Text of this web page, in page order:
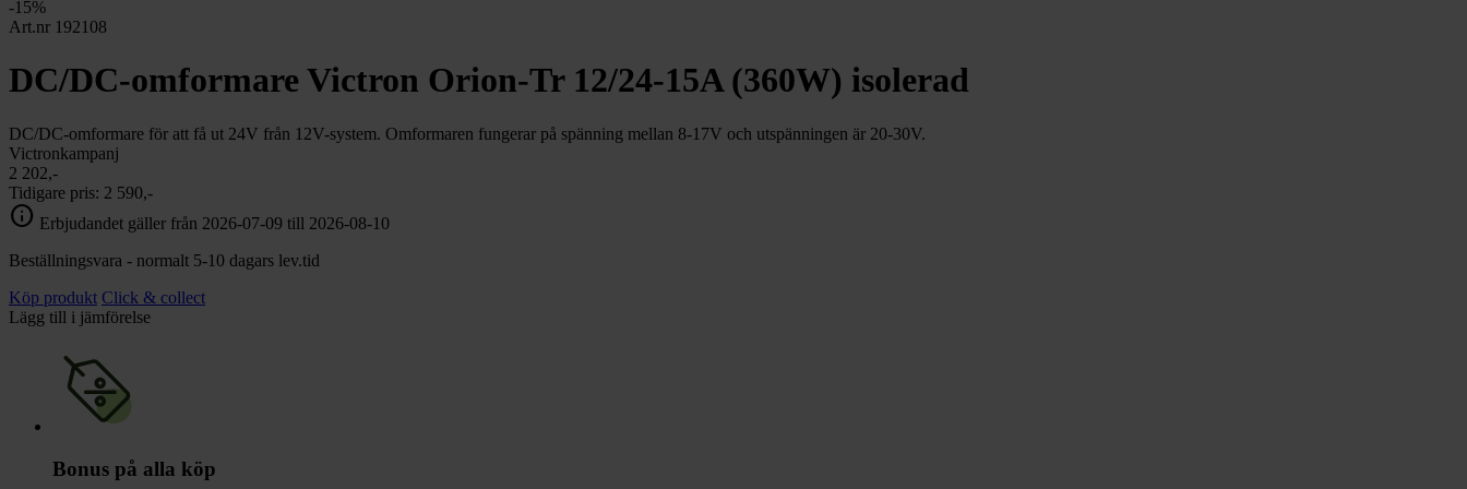
Lacanche
chevron_right
-15%
Art.nr 192108
DC/DC-omformare Victron Orion-Tr 12/24-15A (360W) isolerad
DC/DC-omformare för att få ut 24V från 12V-system. Omformaren fungerar på spänning mellan 8-17V och utspänningen är 20-30V.
Victronkampanj
2 202,-
Tidigare pris: 2 590,-
info Erbjudandet gäller från 2026-07-09 till 2026-08-10
Beställningsvara - normalt 5-10 dagars lev.tid
Köp produkt Click & collect
Lägg till i jämförelse
Bonus på alla köp